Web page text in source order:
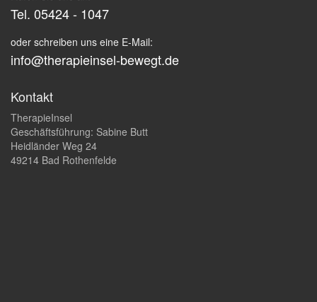
Tel. 05424 - 1047
oder schreiben uns eine E-Mail:
info@therapieinsel-bewegt.de
Kontakt
TherapieInsel
Geschäftsführung: Sabine Butt
Heidländer Weg 24
49214 Bad Rothenfelde